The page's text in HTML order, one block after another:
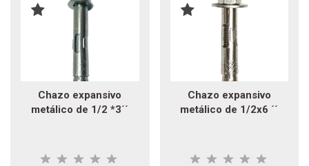
Chazo expansivo
metálico de 1/2 *3´´
Chazo expansivo
metálico de 1/2x6 ´´